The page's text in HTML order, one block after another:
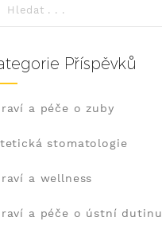
Příspěvků
a péče o zuby
stomatologie
a wellness
a péče o ústní dutinu